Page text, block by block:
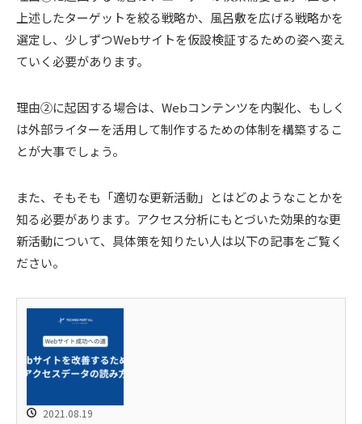
上述したターゲットを絞る戦略か、風呂敷を広げる戦略かを
選定し、少しずつWebサイトを仮設検証するための姿へ変え
ていく必要があります。
理由②に起因する場合は、Webコンテンツを内製化、もしく
は外部ライターを活用して制作するための体制を構築するこ
とが大事でしょう。
また、そもそも「適切な更新活動」とはどのようなことかを
知る必要があります。アクセス分析にもとづいた効果的な更
新活動について、具体策を知りたい人は以下の記事をご覧く
ださい。
2021.08.19